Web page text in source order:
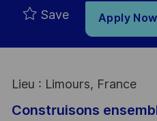
Save Apply Now
Lieu : Limours, France
Construisons